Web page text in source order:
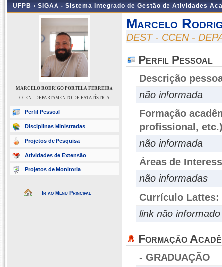
UFPB › SIGAA - Sistema Integrado de Gestão de Atividades
MARCELO RODRIGO PORTELA FERREIRA
CCEN - DEPARTAMENTO DE ESTATÍSTICA
Perfil Pessoal
Disciplinas Ministradas
Projetos de Pesquisa
Atividades de Extensão
Projetos de Monitoria
Ir ao Menu Principal
Marcelo
DEST - CCEN -
Perfil Pessoal
Descrição
não informada
Formação
profissional, etc.)
não informada
Áreas de
não informadas
Currículo Lattes:
link não informado
Formação
- GRADUAÇÃO